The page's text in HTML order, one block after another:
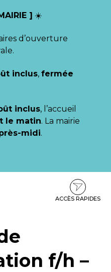
] ☀️
d’ouverture
inclus, fermée
inclus, l’accueil
le matin. La mairie
midi.
ACCÈS RAPIDES
f/h –